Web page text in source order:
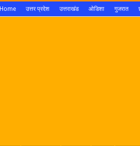
Home उत्तर प्रदेश उत्तराखंड ओडिशा गुजरात